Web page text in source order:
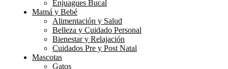
Enjuagues Bucal
Mamá y Bebé
Alimentación y Salud
Belleza y Cuidado Personal
Bienestar y Relajación
Cuidados Pre y Post Natal
Mascotas
Gatos